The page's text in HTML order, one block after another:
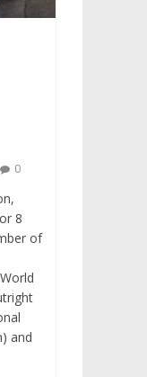
0
8
of
and